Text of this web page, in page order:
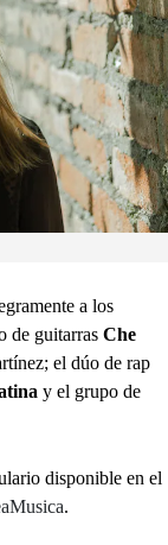
a los
de guitarras Che
el dúo de rap
y el grupo de
disponible en el
.